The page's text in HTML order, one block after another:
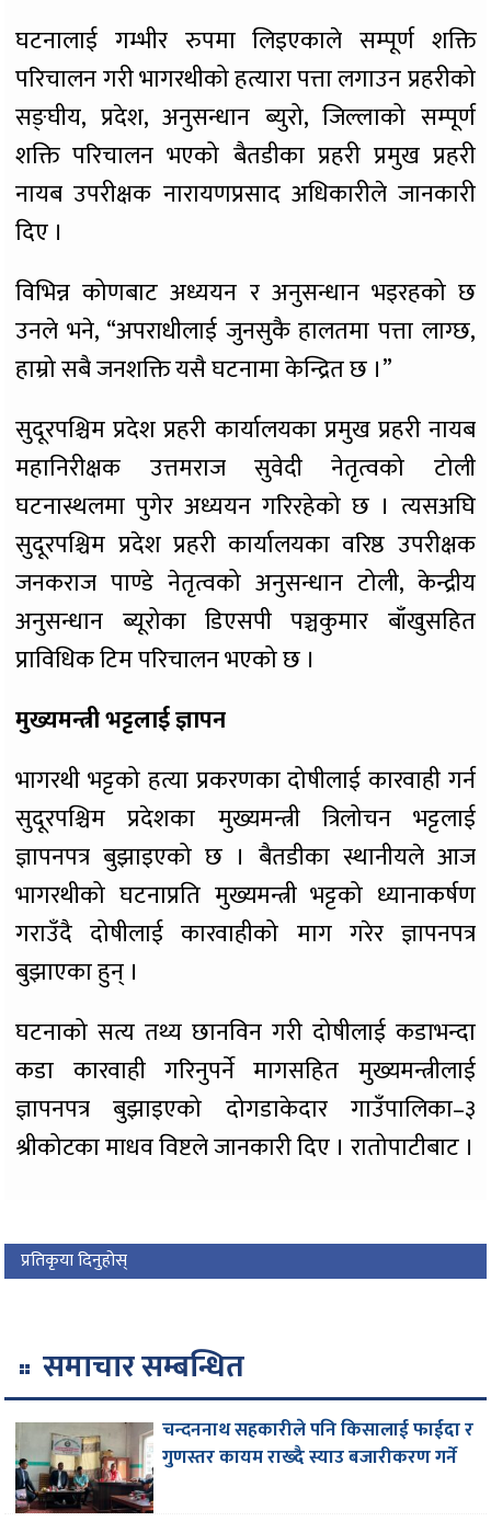
घटनालाई गम्भीर रुपमा लिइएकाले सम्पूर्ण शक्ति
परिचालन गरी भागरथीको हत्यारा पत्ता लगाउन प्रहरीको
सङ्घीय, प्रदेश, अनुसन्धान ब्युरो, जिल्लाको सम्पूर्ण
शक्ति परिचालन भएको बैतडीका प्रहरी प्रमुख प्रहरी
नायब उपरीक्षक नारायणप्रसाद अधिकारीले जानकारी
दिए ।
विभिन्न कोणबाट अध्ययन र अनुसन्धान भइरहको छ
उनले भने, “अपराधीलाई जुनसुकै हालतमा पत्ता लाग्छ,
हाम्रो सबै जनशक्ति यसै घटनामा केन्द्रित छ ।”
सुदूरपश्चिम प्रदेश प्रहरी कार्यालयका प्रमुख प्रहरी नायब
महानिरीक्षक उत्तमराज सुवेदी नेतृत्वको टोली
घटनास्थलमा पुगेर अध्ययन गरिरहेको छ । त्यसअघि
सुदूरपश्चिम प्रदेश प्रहरी कार्यालयका वरिष्ठ उपरीक्षक
जनकराज पाण्डे नेतृत्वको अनुसन्धान टोली, केन्द्रीय
अनुसन्धान ब्यूरोका डिएसपी पञ्चकुमार बाँखुसहित
प्राविधिक टिम परिचालन भएको छ ।
मुख्यमन्त्री भट्टलाई ज्ञापन
भागरथी भट्टको हत्या प्रकरणका दोषीलाई कारवाही गर्न
सुदूरपश्चिम प्रदेशका मुख्यमन्त्री त्रिलोचन भट्टलाई
ज्ञापनपत्र बुझाइएको छ । बैतडीका स्थानीयले आज
भागरथीको घटनाप्रति मुख्यमन्त्री भट्टको ध्यानाकर्षण
गराउँदै दोषीलाई कारवाहीको माग गरेर ज्ञापनपत्र
बुझाएका हुन् ।
घटनाको सत्य तथ्य छानविन गरी दोषीलाई कडाभन्दा
कडा कारवाही गरिनुपर्ने मागसहित मुख्यमन्त्रीलाई
ज्ञापनपत्र बुझाइएको दोगडाकेदार गाउँपालिका–३
श्रीकोटका माधव विष्टले जानकारी दिए । रातोपाटीबाट ।
प्रतिकृया दिनुहोस्
समाचार सम्बन्धित
चन्दननाथ सहकारीले पनि किसालाई फाईदा र
गुणस्तर कायम राख्दै स्याउ बजारीकरण गर्ने